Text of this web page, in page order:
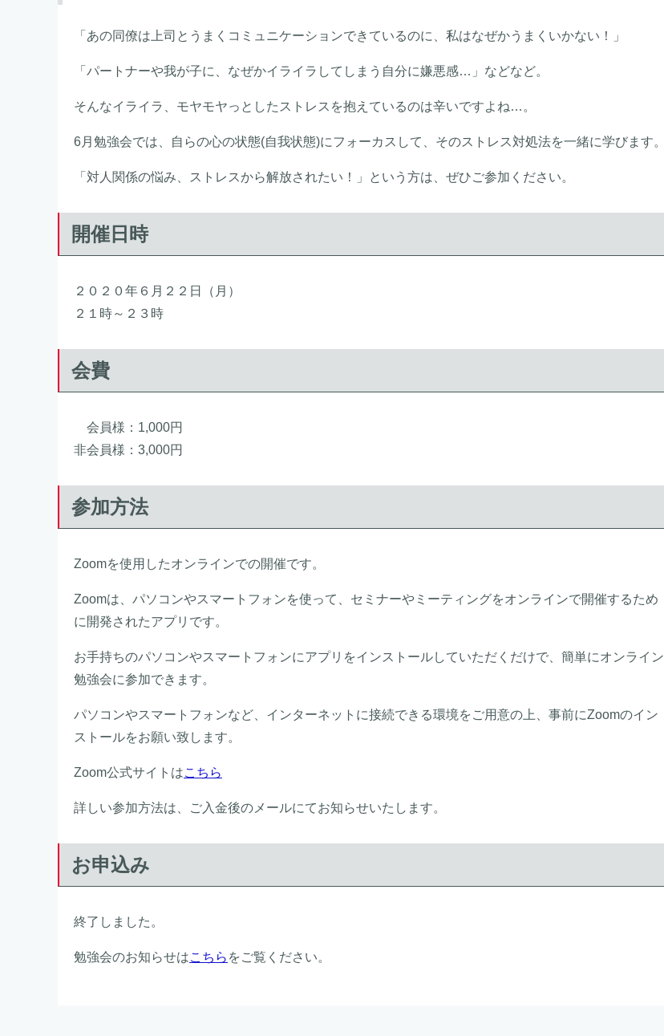
「あの同僚は上司とうまくコミュニケーションできているのに、私はなぜかうまくいかない！」
「パートナーや我が子に、なぜかイライラしてしまう自分に嫌悪感…」などなど。
そんなイライラ、モヤモヤっとしたストレスを抱えているのは辛いですよね…。
6月勉強会では、自らの心の状態(自我状態)にフォーカスして、そのストレス対処法を一緒に学びます。
「対人関係の悩み、ストレスから解放されたい！」という方は、ぜひご参加ください。
開催日時
２０２０年６月２２日（月）
２１時～２３時
会費
会員様：1,000円
非会員様：3,000円
参加方法
Zoomを使用したオンラインでの開催です。
Zoomは、パソコンやスマートフォンを使って、セミナーやミーティングをオンラインで開催するため
に開発されたアプリです。
お手持ちのパソコンやスマートフォンにアプリをインストールしていただくだけで、簡単にオンライン
勉強会に参加できます。
パソコンやスマートフォンなど、インターネットに接続できる環境をご用意の上、事前にZoomのイン
ストールをお願い致します。
Zoom公式サイトはこちら
詳しい参加方法は、ご入金後のメールにてお知らせいたします。
お申込み
終了しました。
勉強会のお知らせはこちら をご覧ください。